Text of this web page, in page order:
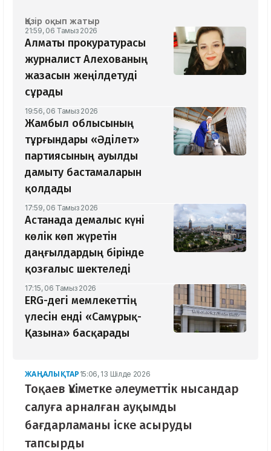
Қазір оқып жатыр
21:59, 06 Тамыз 2026
Алматы прокуратурасы
журналист Алехованың
жазасын жеңілдетуді
сұрады
19:56, 06 Тамыз 2026
Жамбыл облысының
тұрғындары «Әділет»
партиясының ауылды
дамыту бастамаларын
қолдады
17:59, 06 Тамыз 2026
Астанада демалыс күні
көлік көп жүретін
даңғылдардың бірінде
қозғалыс шектеледі
17:15, 06 Тамыз 2026
ERG-дегі мемлекеттің
үлесін енді «Самұрық-
Қазына» басқарады
ЖАҢАЛЫҚТАР 15:06, 13 Шілде 2026
Тоқаев Үкіметке әлеуметтік нысандар
салуға арналған ауқымды
бағдарламаны іске асыруды
тапсырды